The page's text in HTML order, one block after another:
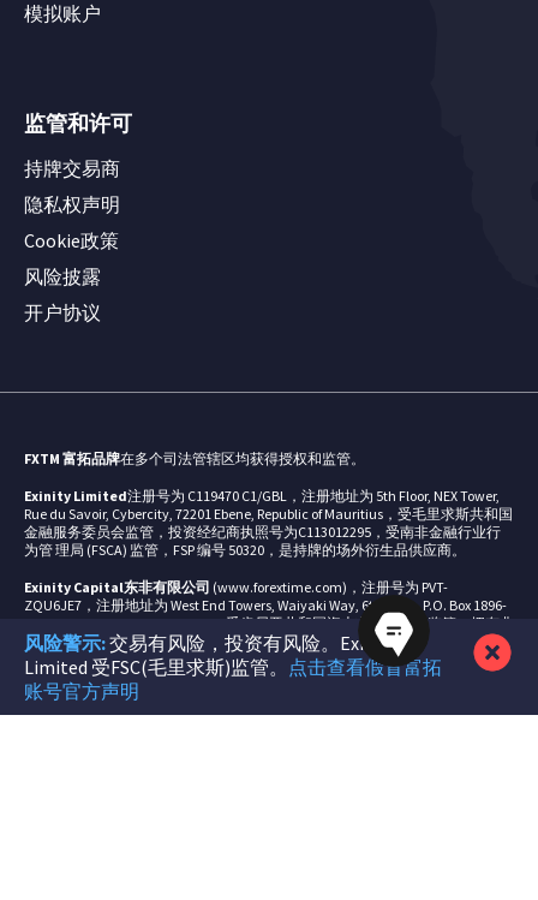
监管和许可
持牌交易商
隐私权声明
Cookie政策
风险披露
开户协议
模拟账户
FXTM 富拓品牌在多个司法管辖区均获得授权和监管。
Exinity Limited注册号为 C119470 C1/GBL，注册地址为 5th Floor, NEX Tower,
Rue du Savoir, Cybercity, 72201 Ebene, Republic of Mauritius，受毛里求斯共和国
金融服务委员会监管，投资经纪商执照号为C113012295，受南非金融行业行
为管 理局 (FSCA) 监管，FSP 编号 50320，是持牌的场外衍生品供应商。
Exinity Capital东非有限公司 (www.forextime.com)，注册号为 PVT-
ZQU6JE7，注册地址为 West End Towers, Waiyaki Way, 6th Floor , P.O. Box 1896-
00606, Nairobi, Republic of Kenya 受肯尼亚共和国资本市场管理局监管，拥有非
交易在线外汇经纪商，牌照号为 135。
风险警示：交易外汇和杠杆化金融品种具有高风险，可能导致您损失本金。
您所承担的亏损风险不应超过您的承受能力，请确保您完全理解其中所涉风
险。交易杠杆化产品并不适合所有投资者。交易非杠杆产品（如股票）也涉及
风险警示:交易有风险，投资有风险。Exinity
Limited 受FSC(毛里求斯)监管。 点击查看假冒富拓
账号官方声明